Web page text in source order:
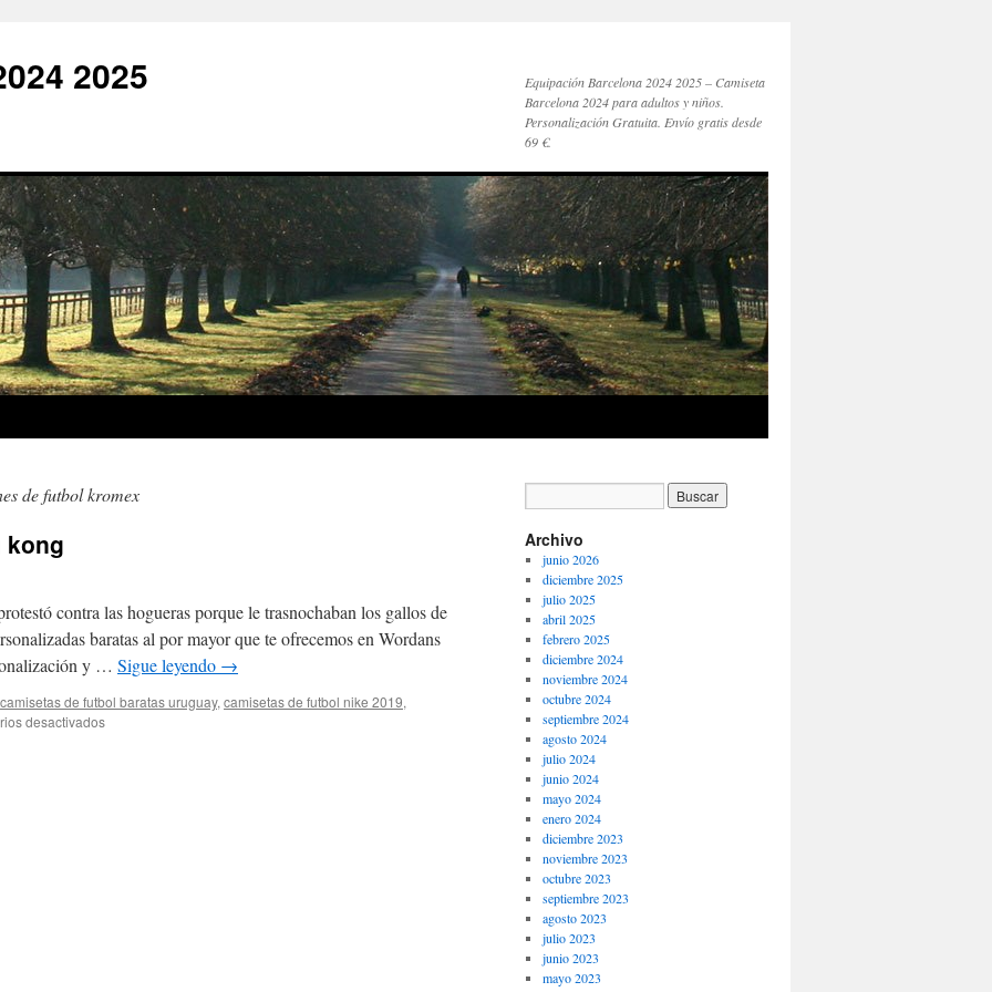
2025
Equipación Barcelona 2024 2025 – Camiseta
Barcelona 2024 para adultos y niños.
Personalización Gratuita. Envío gratis desde
69 €.
de futbol kromex
kong
contra las hogueras porque le trasnochaban los gallos de
baratas al por mayor que te ofrecemos en Wordans
y … Sigue leyendo →
camisetas de futbol baratas uruguay, camisetas de futbol nike 2019,
desactivadosen
Archivo
junio 2026
diciembre 2025
julio 2025
abril 2025
febrero 2025
diciembre 2024
noviembre 2024
octubre 2024
septiembre 2024
agosto 2024
julio 2024
junio 2024
mayo 2024
enero 2024
diciembre 2023
noviembre 2023
octubre 2023
septiembre 2023
agosto 2023
julio 2023
junio 2023
mayo 2023